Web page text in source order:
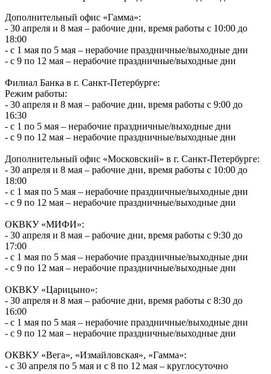
Дополнительный офис «Гамма»:
- 30 апреля и 8 мая – рабочие дни, время работы с 10:00 до
18:00
- с 1 мая по 5 мая – нерабочие праздничные/выходные дни
- с 9 по 12 мая – нерабочие праздничные/выходные дни
Филиал Банка в г. Санкт-Петербурге:
Режим работы:
- 30 апреля и 8 мая – рабочие дни, время работы с 9:00 до
16:30
- с 1 по 5 мая – нерабочие праздничные/выходные дни
- с 9 по 12 мая – нерабочие праздничные/выходные дни
Дополнительный офис «Московский» в г. Санкт-Петербурге:
- 30 апреля и 8 мая – рабочие дни, время работы с 10:00 до
18:00
- с 1 мая по 5 мая – нерабочие праздничные/выходные дни
- с 9 по 12 мая – нерабочие праздничные/выходные дни
ОКВКУ «МИФИ»:
- 30 апреля и 8 мая – рабочие дни, время работы с 9:30 до
17:00
- с 1 мая по 5 мая – нерабочие праздничные/выходные дни
- с 9 по 12 мая – нерабочие праздничные/выходные дни
ОКВКУ «Царицыно»:
- 30 апреля и 8 мая – рабочие дни, время работы с 8:30 до
16:00
- с 1 мая по 5 мая – нерабочие праздничные/выходные дни
- с 9 по 12 мая – нерабочие праздничные/выходные дни
ОКВКУ «Вега», «Измайловская», «Гамма»:
- с 30 апреля по 5 мая и с 8 по 12 мая – круглосуточно